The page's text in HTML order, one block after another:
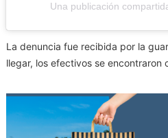
Una publicación
La denuncia fue recibida por la
llegar, los efectivos se